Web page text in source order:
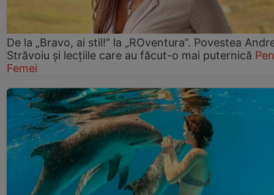
De la „Bravo, ai stil!” la „ROventura”. Povestea
Străvoiu și lecțiile care au făcut-o mai puternică
Femei